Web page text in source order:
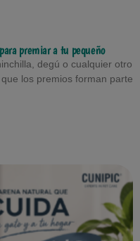
premiar a tu pequeño
degú o cualquier otro
los premios forman parte